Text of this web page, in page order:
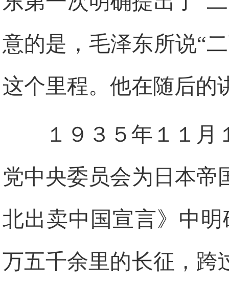
意的是，毛泽东所说“
这个里程。他在随后的
１９３５年１１
党中央委员会为日本帝
北出卖中国宣言》中
万五千余里的长征，跨